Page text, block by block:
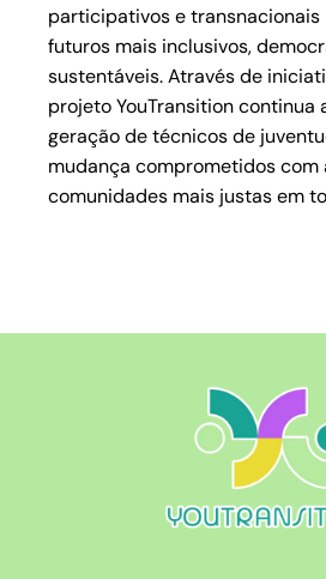
participativos e
futuros mais inclusivos,
sustentáveis. Através de
projeto YouTransition continua
geração de técnicos de
mudança comprometidos com
comunidades mais justas em